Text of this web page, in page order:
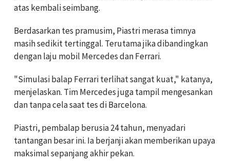
atas kembali seimbang.
Berdasarkan tes pramusim, Piastri merasa timnya
masih sedikit tertinggal. Terutama jika dibandingkan
dengan laju mobil Mercedes dan Ferrari.
"Simulasi balap Ferrari terlihat sangat kuat," katanya,
menjelaskan. Tim Mercedes juga tampil mengesankan
dan tanpa cela saat tes di Barcelona.
Piastri, pembalap berusia 24 tahun, menyadari
tantangan besar ini. Ia berjanji akan memberikan upaya
maksimal sepanjang akhir pekan.